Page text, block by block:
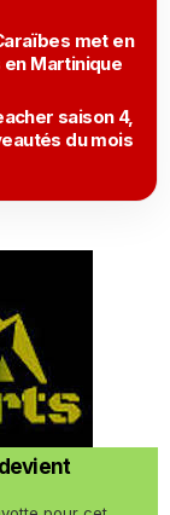
met en
Martinique
saison 4,
du mois